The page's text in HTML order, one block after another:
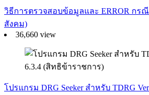
วิธีการตรวจสอบข้อมูลและ ERROR กร
สังคม)
36,660 view
โปรแกรม DRG Seeker สำหรับ TDRG